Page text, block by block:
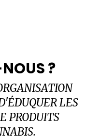
?
LES
PRODUITS